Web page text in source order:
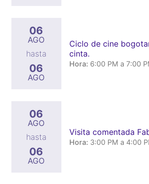
06
AGO
hasta
06
AGO
Ciclo de cine
cinta.
Hora: 6:00 PM a 7:00
06
AGO
hasta
06
AGO
Visita comentada
Hora: 3:00 PM a 4:00